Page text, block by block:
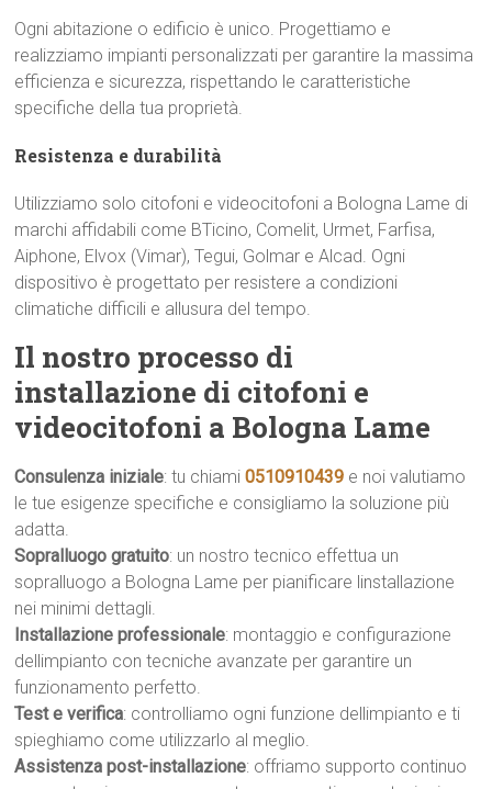
Ogni abitazione o edificio è unico. Progettiamo e
realizziamo impianti personalizzati per garantire la massima
efficienza e sicurezza, rispettando le caratteristiche
specifiche della tua proprietà.
Resistenza e durabilità
Utilizziamo solo citofoni e videocitofoni a Bologna Lame di
marchi affidabili come BTicino, Comelit, Urmet, Farfisa,
Aiphone, Elvox (Vimar), Tegui, Golmar e Alcad. Ogni
dispositivo è progettato per resistere a condizioni
climatiche difficili e allusura del tempo.
Il nostro processo di
installazione di citofoni e
videocitofoni a Bologna Lame
Consulenza iniziale: tu chiami0510910439 e noi valutiamo
le tue esigenze specifiche e consigliamo la soluzione più
adatta.
Sopralluogo gratuito: un nostro tecnico effettua un
sopralluogo a Bologna Lame per pianificare linstallazione
nei minimi dettagli.
Installazione professionale: montaggio e configurazione
dellimpianto con tecniche avanzate per garantire un
funzionamento perfetto.
Test e verifica: controlliamo ogni funzione dellimpianto e ti
spieghiamo come utilizzarlo al meglio.
Assistenza post-installazione: offriamo supporto continuo